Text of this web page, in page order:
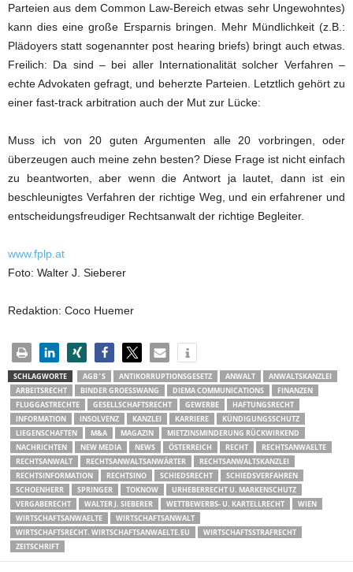
Parteien aus dem Common Law-Bereich etwas sehr Ungewohntes)
kann dies eine große Ersparnis bringen. Mehr Mündlichkeit (z.B.:
Plädoyers statt sogenannter post hearing briefs) bringt auch etwas.
Freilich: Da sind – bei aller Internationalität solcher Verfahren –
echte Advokaten gefragt, und beherzte Parteien. Letztlich gehört zu
einer fast-track arbitration auch der Mut zur Lücke:
Muss ich von 20 guten Argumenten alle 20 vorbringen, oder
überzeugen auch meine zehn besten? Diese Frage ist nicht einfach
zu beantworten, aber wenn die Antwort ja lautet, dann ist ein
beschleunigtes Verfahren der richtige Weg, und ein erfahrener und
entscheidungsfreudiger Rechtsanwalt der richtige Begleiter.
www.fplp.at
Foto: Walter J. Sieberer
Redaktion: Coco Huemer
SCHLAGWORTE AGB´S ANTIKORRUPTIONSGESETZ ANWALT
ANWALTSKANZLEI
ARBEITSRECHT
BINDER GROESSWANG DIEMA COMMUNICATIONS
FINANZEN
FLUGGASTRECHTE
GESELLSCHAFTSRECHT GEWERBE
HAFTUNGSRECHT
INFORMATION
INSOLVENZ KANZLEI KARRIERE
KÜNDIGUNGSSCHUTZ
LIEGENSCHAFTEN
M&A MAGAZIN
MIETZINSMINDERUNG RÜCKWIRKEND
NACHRICHTEN
NEW MEDIA NEWS ÖSTERREICH RECHT
RECHTSANWAELTE
RECHTSANWALT
RECHTSANWALTSANWÄRTER
RECHTSANWALTSKANZLEI
RECHTSINFORMATION
RECHTSINO SCHIEDSRECHT
SCHIEDSVERFAHREN
SCHOENHERR
SPRINGER TOKNOW
URHEBERRECHT U. MARKENSCHUTZ
VERGABERECHT
WALTER J. SIEBERER WETTBEWERBS- U. KARTELLRECHT
WIEN
WIRTSCHAFTSANWAELTE
WIRTSCHAFTSANWALT
WIRTSCHAFTSRECHT. WIRTSCHAFTSANWAELTE.EU
WIRTSCHAFTSSTRAFRECHT
ZEITSCHRIFT